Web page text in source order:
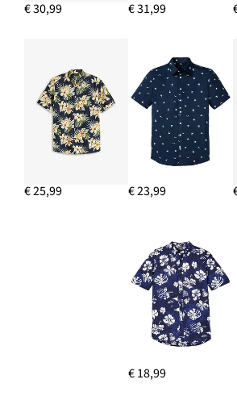
€ 30,99 € 31,99
€ 25,99 € 23,99
€ 18,99